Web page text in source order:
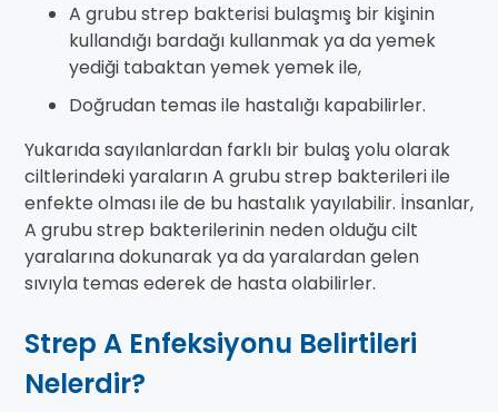
A grubu strep bakterisi bulaşmış bir kişinin
kullandığı bardağı kullanmak ya da yemek
yediği tabaktan yemek yemek ile,
Doğrudan temas ile hastalığı kapabilirler.
Yukarıda sayılanlardan farklı bir bulaş yolu olarak
ciltlerindeki yaraların A grubu strep bakterileri ile
enfekte olması ile de bu hastalık yayılabilir. İnsanlar,
A grubu strep bakterilerinin neden olduğu cilt
yaralarına dokunarak ya da yaralardan gelen
sıvıyla temas ederek de hasta olabilirler.
Strep A Enfeksiyonu Belirtileri
Nelerdir?